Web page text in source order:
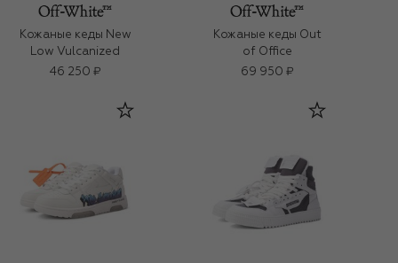
Кожаные кеды New
Low Vulcanized
46 250 ₽
Кожаные кеды Out
of Office
69 950 ₽